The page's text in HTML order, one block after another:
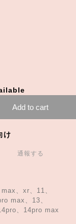
Add to cart
け
通報する
、xr、11、
max、13、
、14pro max